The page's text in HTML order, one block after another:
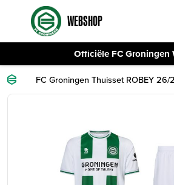
WEBSHOP
Officiële FC Groningen
FC Groningen Thuisset ROBEY 26/